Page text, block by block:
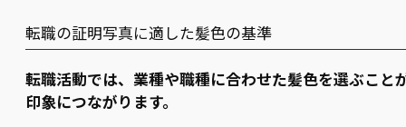
転職の証明写真に適した髪色の基準
転職活動では、業種や職種に合わせた髪色を選ぶこと
印象につながります。